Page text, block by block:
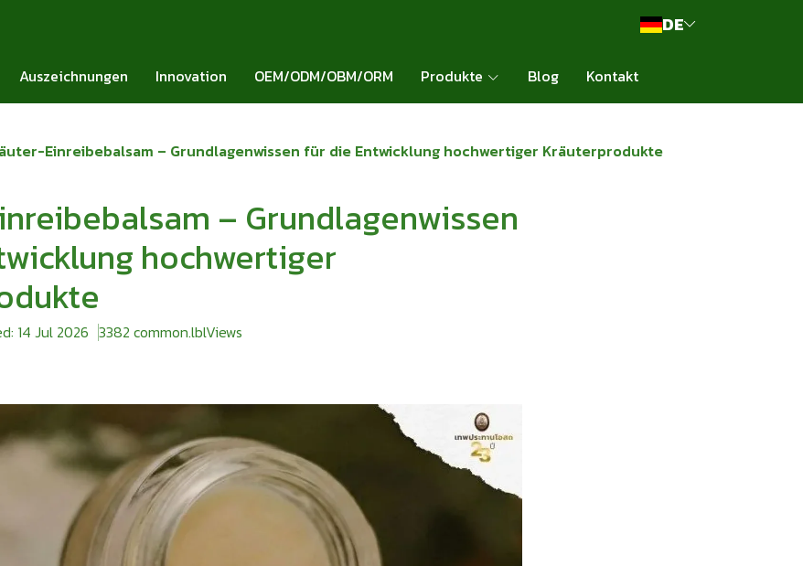
DE
Auszeichnungen Innovation OEM/ODM/OBM/ORM Produkte Blog Kontakt
Einreibebalsam – Grundlagenwissen für die Entwicklung hochwertiger Kräuterprodukte
– Grundlagenwissen
hochwertiger
14 Jul 2026 3382 common.lblViews